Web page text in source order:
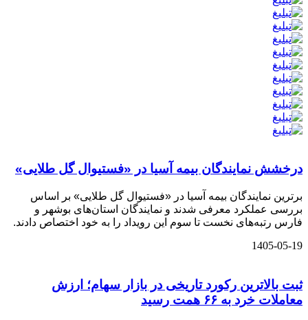
درخشش نمایندگان بیمه آسیا در «فستیوال گل طلایی»
برترین نمایندگان بیمه آسیا در «فستیوال گل طلایی» بر اساس
بررسی عملکرد معرفی شدند و نمایندگان استان‌های بوشهر و
فارس رتبه‌های نخست تا سوم این رویداد را به خود اختصاص دادند.
1405-05-19
ثبت بالاترین رکورد تاریخی در بازار سهام؛ ارزش
معاملات خرد به ۶۶ همت رسید